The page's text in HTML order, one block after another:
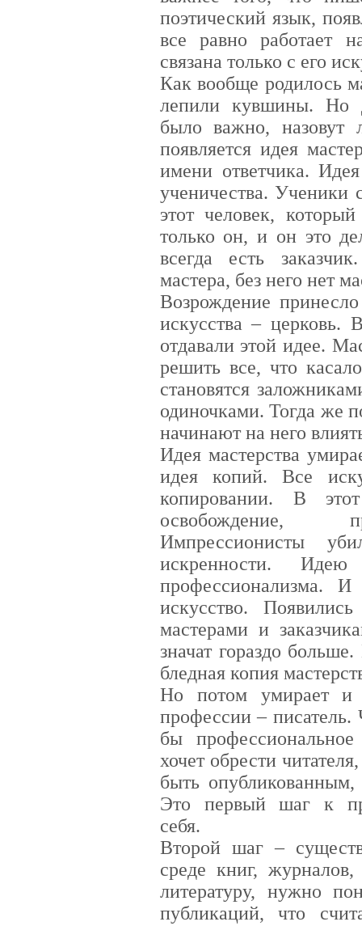
поэтический язык,
все равно работает
связана только с его
Как вообще родилось
лепили кувшины. Но
было важно,
появляется идея
имени ответчика.
ученичества. Ученики
этот человек,
только он, и он это
всегда есть
мастера, без него нет
Возрождение
искусства – церковь.
отдавали этой идее.
решить все, что
становятся
одиночками. Тогда же
начинают на него
Идея мастерства
идея копий. Все
копировании. В
освобождение,
Импрессионисты
искренности.
профессионализма.
искусство.
мастерами и
значат гораздо
бледная копия
Но потом умирает и
профессии – писатель.
бы
хочет обрести
быть опубликованным,
Это первый шаг к
себя.
Второй шаг –
среде книг,
литературу, нужно
публикаций, что